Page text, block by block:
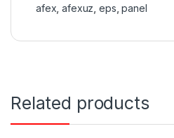
afex ,afexuz ,eps ,panel
Related products